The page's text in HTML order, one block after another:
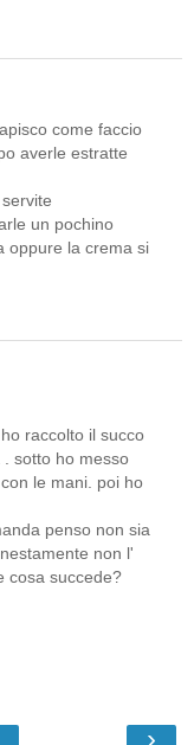
come faccio
averle estratte
un pochino
oppure la crema si
raccolto il succo
sotto ho messo
le mani. poi ho
penso non sia
non l'
cosa succede?